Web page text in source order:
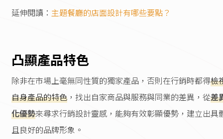
延伸閱讀： 主題餐廳的店面設計有哪些要點？
凸顯產品特色
除非在市場上毫無同性質的獨家產品，否則在行銷時都得檢
自身產品的特色 ，找出自家商品與服務與同業的差異，從差
化優勢來尋求行銷設計靈感，能夠有效彰顯優勢，建立出具
且良好的品牌形象。